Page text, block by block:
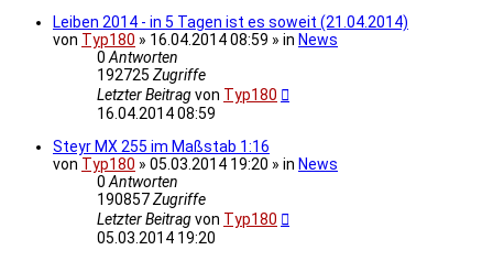
Leiben 2014 - in 5 Tagen ist es soweit (21.04.2014)
von Typ180 » 16.04.2014 08:59 » in News
0Antworten
192725 Zugriffe
Letzter Beitragvon Typ180
16.04.2014 08:59
Steyr MX 255 im Maßstab 1:16
von Typ180 » 05.03.2014 19:20 » in News
0Antworten
190857Zugriffe
Letzter Beitragvon Typ180
05.03.2014 19:20